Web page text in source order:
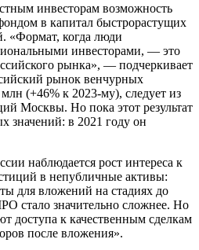
инвесторам возможность
в капитал быстрорастущих
«Формат, когда люди
инвесторами, — это
рынка», — подчеркивает
рынок венчурных
(+46% к 2023-му), следует из
Москвы. Но пока этот результат
значений: в 2021 году он
наблюдается рост интереса к
в непубличные активы:
для вложений на стадиях до
стало значительно сложнее. Но
доступа к качественным сделкам
после вложения».